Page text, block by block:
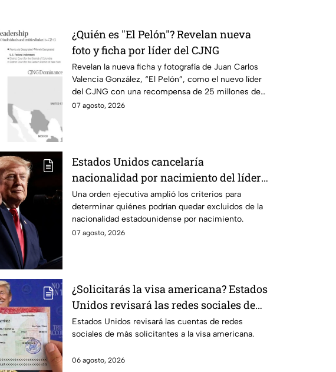
¿Quién es "El Pelón"? Revelan nueva
foto y ficha por líder del CJNG
Revelan la nueva ficha y fotografía de Juan Carlos
Valencia González, “El Pelón”, como el nuevo líder
del CJNG con una recompensa de 25 millones de
dólares.
07 agosto, 2026
Estados Unidos cancelaría
nacionalidad por nacimiento del líder
del CJNG
Una orden ejecutiva amplió los criterios para
determinar quiénes podrían quedar excluidos de la
nacionalidad estadounidense por nacimiento.
07 agosto, 2026
¿Solicitarás la visa americana? Estados
Unidos revisará las redes sociales de
estos solicitantes
Estados Unidos revisará las cuentas de redes
sociales de más solicitantes a la visa americana.
06 agosto, 2026